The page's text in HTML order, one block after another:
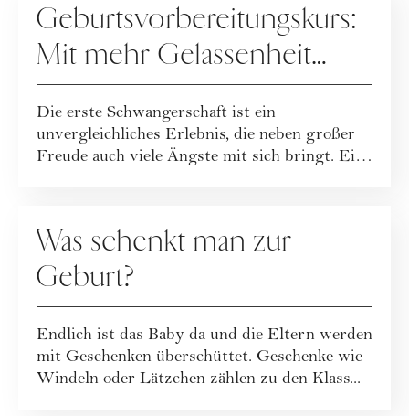
Geburtsvorbereitungskurs:
Mit mehr Gelassenheit
durch Schwangerschaft
und Geburt
Die erste Schwangerschaft ist ein
unvergleichliches Erlebnis, die neben großer
Freude auch viele Ängste mit sich bringt. Ein
Was schenkt man zur
Geburt?
Endlich ist das Baby da und die Eltern werden
mit Geschenken überschüttet. Geschenke wie
Windeln oder Lätzchen zählen zu den Klass...